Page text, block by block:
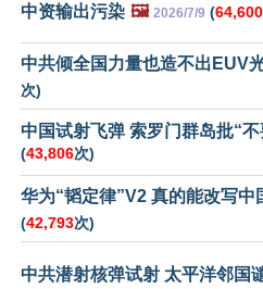
中资输出污染 🖼️ 2026/7/9 (64,600
中共倾全国力量也造不出EUV
次)
中国试射飞弹 索罗门群岛批“
(43,806次)
华为“韬定律”V2 真的能改写中
(42,793次)
中共潜射核弹试射 太平洋邻国